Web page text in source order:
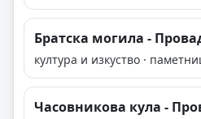
Братска могила -
култура и изкуство ·
Часовникова кула -